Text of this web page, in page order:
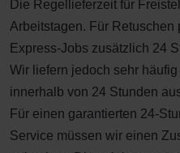
Die Regellieferzeit für
Arbeitstagen. Für
Express-Jobs zusätzlich 24
Wir liefern jedoch sehr
innerhalb von 24 Stunden
Für einen garantierten 24-
Service müssen wir einen